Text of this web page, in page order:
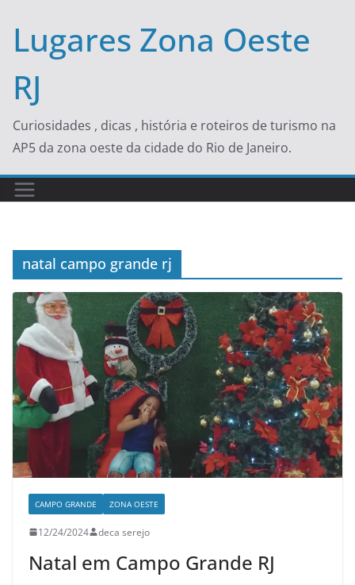
content
Lugares Zona Oeste
RJ
Curiosidades , dicas , história e roteiros de turismo na
AP5 da zona oeste da cidade do Rio de Janeiro.
natal campo grande rj
CAMPO GRANDE ZONA OESTE
12/24/2024 deca serejo
Natal em Campo Grande RJ